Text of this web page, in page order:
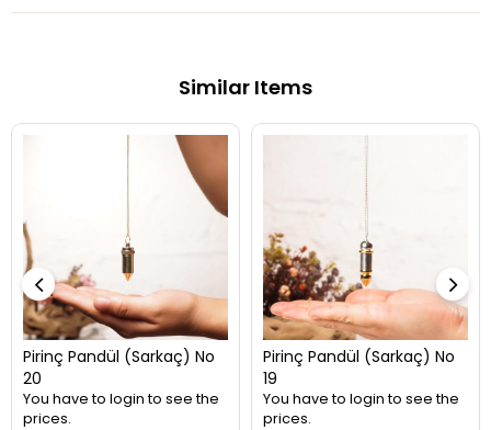
Similar Items
Pirinç Pandül (Sarkaç) No
20
You have to login to see the
prices.
Pirinç Pandül (Sarkaç) No
19
You have to login to see the
prices.